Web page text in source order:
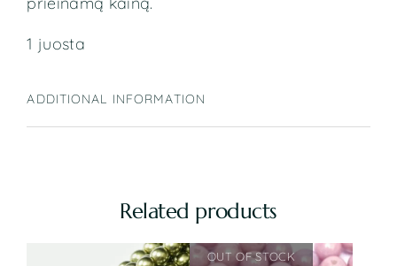
1 juosta
ADDITIONAL INFORMATION
Related products